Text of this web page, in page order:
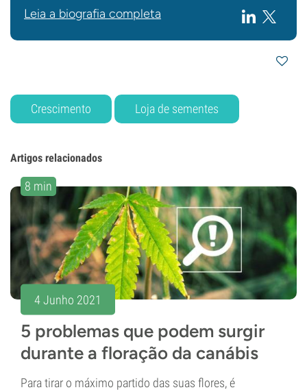
Leia a biografia completa
Crescimento Loja de sementes
Artigos relacionados
8 min
4 Junho 2021
5 problemas que podem surgir
durante a floração da canábis
Para tirar o máximo partido das suas flores, é